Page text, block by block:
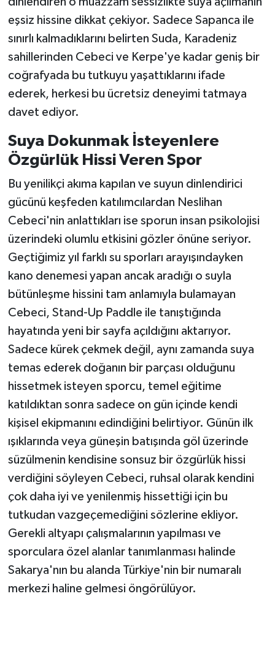
eşsiz hissine dikkat çekiyor. Sadece Sapanca ile
sınırlı kalmadıklarını belirten Suda, Karadeniz
sahillerinden Cebeci ve Kerpe'ye kadar geniş bir
coğrafyada bu tutkuyu yaşattıklarını ifade
ederek, herkesi bu ücretsiz deneyimi tatmaya
davet ediyor.
Suya Dokunmak İsteyenlere
Özgürlük Hissi Veren Spor
Bu yenilikçi akıma kapılan ve suyun dinlendirici
gücünü keşfeden katılımcılardan Neslihan
Cebeci'nin anlattıkları ise sporun insan psikolojisi
üzerindeki olumlu etkisini gözler önüne seriyor.
Geçtiğimiz yıl farklı su sporları arayışındayken
kano denemesi yapan ancak aradığı o suyla
bütünleşme hissini tam anlamıyla bulamayan
Cebeci, Stand-Up Paddle ile tanıştığında
hayatında yeni bir sayfa açıldığını aktarıyor.
Sadece kürek çekmek değil, aynı zamanda suya
temas ederek doğanın bir parçası olduğunu
hissetmek isteyen sporcu, temel eğitime
katıldıktan sonra sadece on gün içinde kendi
kişisel ekipmanını edindiğini belirtiyor. Günün ilk
ışıklarında veya güneşin batışında göl üzerinde
süzülmenin kendisine sonsuz bir özgürlük hissi
verdiğini söyleyen Cebeci, ruhsal olarak kendini
çok daha iyi ve yenilenmiş hissettiği için bu
tutkudan vazgeçemediğini sözlerine ekliyor.
Gerekli altyapı çalışmalarının yapılması ve
sporculara özel alanlar tanımlanması halinde
Sakarya'nın bu alanda Türkiye'nin bir numaralı
merkezi haline gelmesi öngörülüyor.